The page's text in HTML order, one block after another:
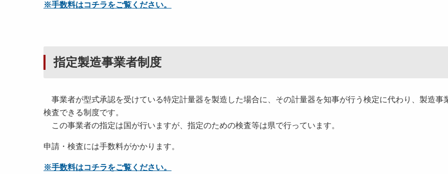
※手数料はコチラをご覧ください。
指定製造事業者制度
事業者が型式承認を受けている特定計量器を製造した場合に、その計量器を知事が行う検定に代わり、製造事
検査できる制度です。
この事業者の指定は国が行いますが、指定のための検査等は県で行っています。
申請・検査には手数料がかかります。
※手数料はコチラをご覧ください。